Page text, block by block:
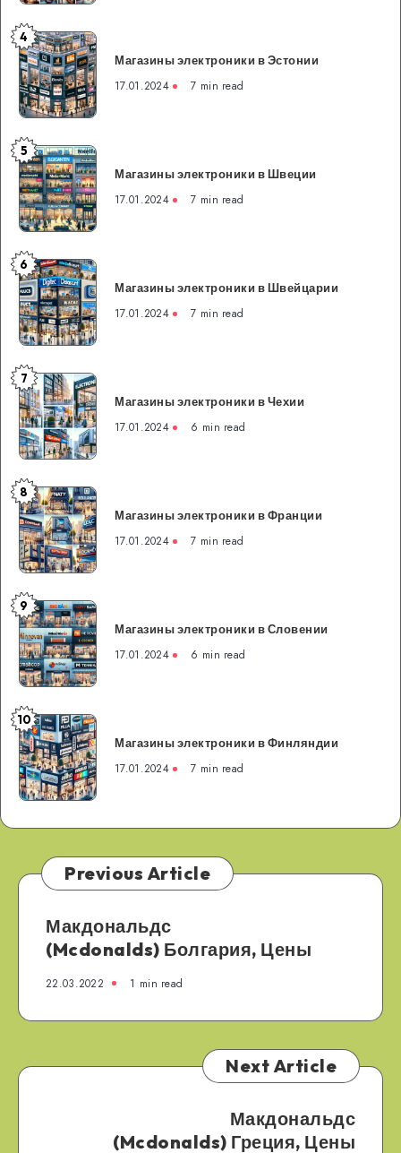
Кореи
Магазины
электроники
в
Эстонии
4
Магазины электроники в Эстонии
17.01.2024 7 min read
Магазины
электроники
в
Швеции
5
Магазины электроники в Швеции
17.01.2024 7 min read
Магазины
электроники
в
Швейцарии
6
Магазины электроники в Швейцарии
17.01.2024 7 min read
Магазины
электроники
в
Чехии
7
Магазины электроники в Чехии
17.01.2024 6 min read
Магазины
электроники
в
Франции
8
Магазины электроники в Франции
17.01.2024 7 min read
Магазины
электроники
в
Словении
9
Магазины электроники в Словении
17.01.2024 6 min read
Магазины
электроники
в
Финляндии
10
Магазины электроники в Финляндии
17.01.2024 7 min read
Previous Article
Макдональдс
(Mcdonalds) Болгария, Цены
22.03.2022 1 min read
Next Article
Макдональдс
(Mcdonalds) Греция, Цены